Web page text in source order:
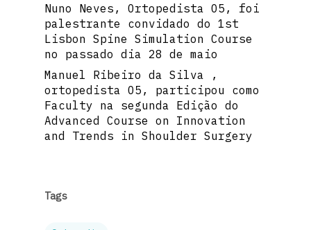
Nuno Neves, Ortopedista O5, foi
palestrante convidado do 1st
Lisbon Spine Simulation Course
no passado dia 28 de maio
Manuel Ribeiro da Silva ,
ortopedista O5, participou como
Faculty na segunda Edição do
Advanced Course on Innovation
and Trends in Shoulder Surgery
Tags